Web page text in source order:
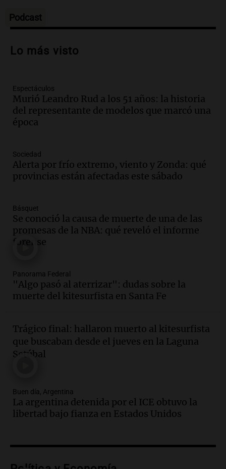
Episodios
Audio.Casabindo se prepara para una
tradicional Toreo de la Vincha
Audio.
Borges, abogada de Pourrain:
"Tres hombres se lo llevaron para
hacerle preguntas y nunca regresó"
Una mañana para todos
Audio.
metros del río Suquía y retiraron hasta
800 kilos de basura por jornada
Audio.La historia de la servilleta que
firmó Jorge Messi para el primer
contrato de Leo con Barcelona
Una mañana para todos
Audio.Joan Gaspart: "Sin Jorge, no sé si
Messi hubiera llegado adonde llegó"
Una mañana para todos
Audio.El orgullo y el sueño argentino de
Jorge Messi en una entrevista con Rony
Vargas en 2007
Audio.El abuelo de Agostina Vega, tras
las nuevas detenciones: "En esa casa
todos tenían algo que ver"
Podcast
Lo más visto
Espectáculos
Murió Leandro Rud a los 51 años: la historia
del representante de modelos que marcó una
época
Sociedad
Alerta por frío extremo, viento y Zonda: qué
provincias están afectadas este sábado
Básquet
Se conoció la causa de muerte de una de las
promesas de la NBA: qué reveló el informe
forense
Panorama Federal
"Algo pasó al aterrizar": dudas sobre la
muerte del kitesurfista en Santa Fe
Trágico final: hallaron muerto al kitesurfista
que buscaban desde el jueves en la Laguna
Setúbal
Buen día, Argentina
La argentina detenida por el ICE obtuvo la
libertad bajo fianza en Estados Unidos